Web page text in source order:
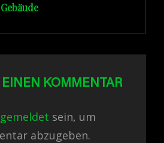
KOMMENTAR
sein, um
abzugeben.